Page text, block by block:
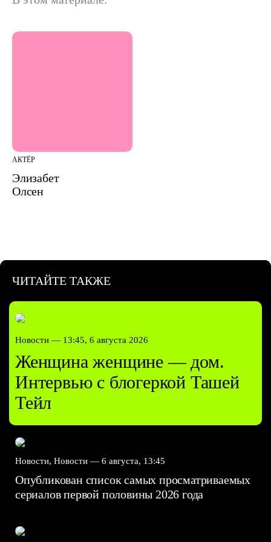
АКТЁР
Элизабет
Олсен
ЧИТАЙТЕ ТАКЖЕ
Новости — 13:45, 6 августа 2026
Женщина женщине — дом.
Интервью с блогеркой Ташей
Тейл
Новости, Новости — 6 августа, 13:45
Опубликован список самых просматриваемых
сериалов первой половины 2026 года